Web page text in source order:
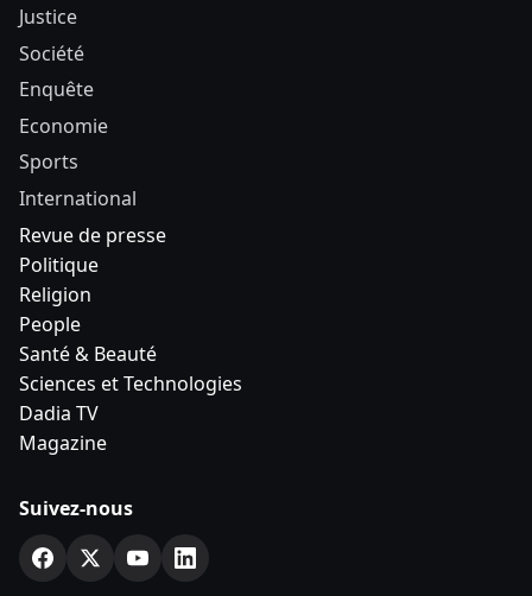
Justice
Société
Enquête
Economie
Sports
International
Revue de presse
Politique
Religion
People
Santé & Beauté
Sciences et Technologies
Dadia TV
Magazine
Suivez-nous